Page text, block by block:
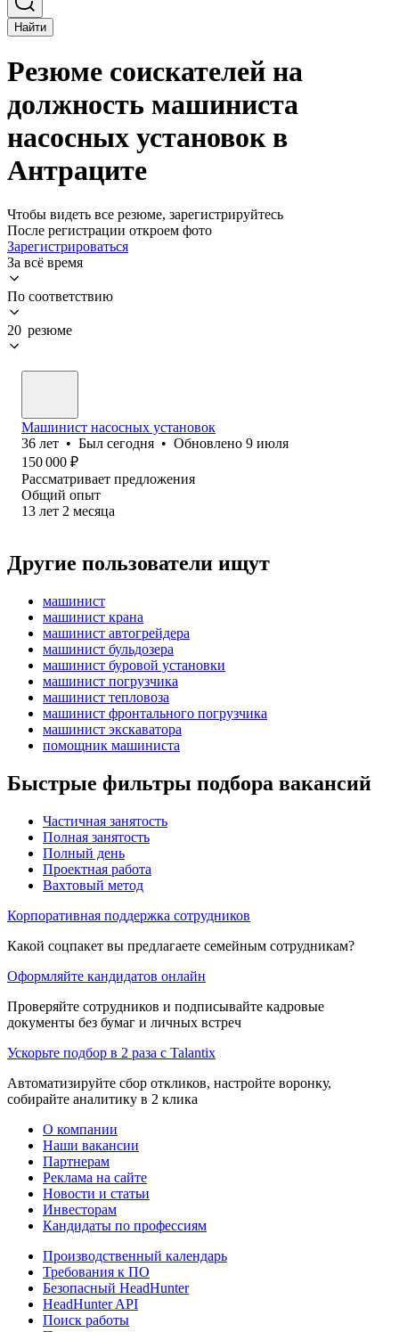
Найти
Резюме соискателей на
должность машиниста
насосных установок в
Антраците
Чтобы видеть все резюме, зарегистрируйтесь
После регистрации откроем фото
Зарегистрироваться
За всё время
По соответствию
20 резюме
Машинист насосных установок
36 лет • Был сегодня • Обновлено 9 июля
150 000 ₽
Рассматривает предложения
Общий опыт
13 лет 2 месяца
Другие пользователи ищут
машинист
машинист крана
машинист автогрейдера
машинист бульдозера
машинист буровой установки
машинист погрузчика
машинист тепловоза
машинист фронтального погрузчика
машинист экскаватора
помощник машиниста
Быстрые фильтры подбора вакансий
Частичная занятость
Полная занятость
Полный день
Проектная работа
Вахтовый метод
Корпоративная поддержка сотрудников
Какой соцпакет вы предлагаете семейным сотрудникам?
Оформляйте кандидатов онлайн
Проверяйте сотрудников и подписывайте кадровые
документы без бумаг и личных встреч
Ускорьте подбор в 2 раза с Talantix
Автоматизируйте сбор откликов, настройте воронку,
собирайте аналитику в 2 клика
О компании
Наши вакансии
Партнерам
Реклама на сайте
Новости и статьи
Инвесторам
Кандидаты по профессиям
Производственный календарь
Требования к ПО
Безопасный HeadHunter
HeadHunter API
Поиск работы